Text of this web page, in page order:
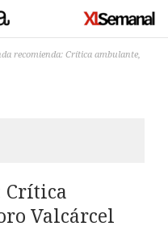
recomienda: Crítica ambulante,
Crítica
Valcárcel